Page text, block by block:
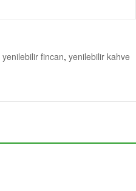
yenilebilir fincan, yenilebilir kahve